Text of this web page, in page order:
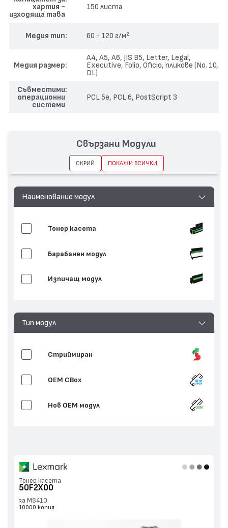
хартия -
изходяща тава
150 листа
Медия тип 60 - 120 г/м²
Медия размер
A4, A5, A6, JIS B5, Letter, Legal,
Executive, Folio, Oficio, пликове (No. 10,
DL)
Съвместими
операционни
системи
PCL 5e, PCL 6, PostScript 3
Наименование модул
Тонер касета
Барабанен модул
Изпичащ модул
Тип модул
Стриймиран
OEM CBox
Нов ОЕМ модул
Тонер касета
50F2X00
за MS410
10000 копия
Свързани Модули
СКРИЙ ПОКАЖИ ВСИЧКИ